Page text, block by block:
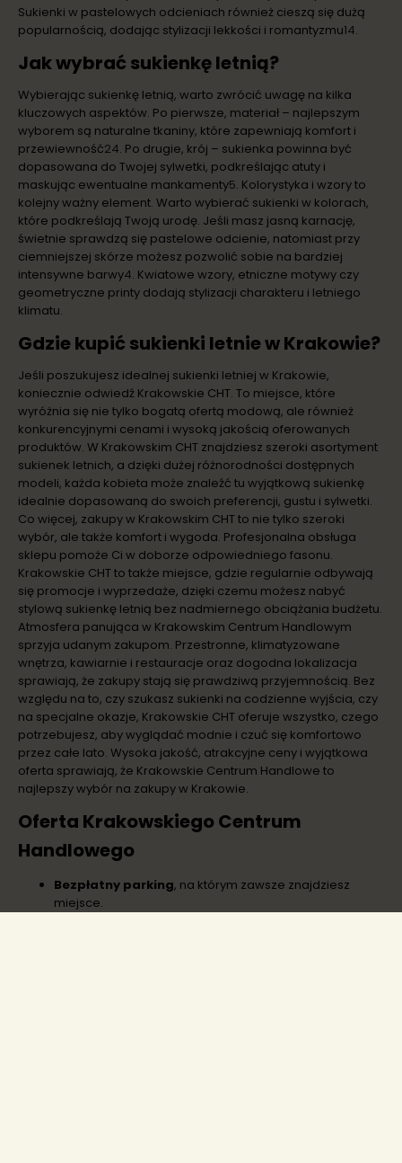
Sukienki w pastelowych odcieniach również cieszą się dużą
popularnością, dodając stylizacji lekkości i romantyzmu14.
Jak wybrać sukienkę letnią?
Wybierając sukienkę letnią, warto zwrócić uwagę na kilka
kluczowych aspektów. Po pierwsze, materiał – najlepszym
wyborem są naturalne tkaniny, które zapewniają komfort i
przewiewność24. Po drugie, krój – sukienka powinna być
dopasowana do Twojej sylwetki, podkreślając atuty i
maskując ewentualne mankamenty5. Kolorystyka i wzory to
kolejny ważny element. Warto wybierać sukienki w kolorach,
które podkreślają Twoją urodę. Jeśli masz jasną karnację,
świetnie sprawdzą się pastelowe odcienie, natomiast przy
ciemniejszej skórze możesz pozwolić sobie na bardziej
intensywne barwy4. Kwiatowe wzory, etniczne motywy czy
geometryczne printy dodają stylizacji charakteru i letniego
klimatu.
Gdzie kupić sukienki letnie w Krakowie?
Jeśli poszukujesz idealnej sukienki letniej w Krakowie,
koniecznie odwiedź Krakowskie CHT. To miejsce, które
wyróżnia się nie tylko bogatą ofertą modową, ale również
konkurencyjnymi cenami i wysoką jakością oferowanych
produktów. W Krakowskim CHT znajdziesz szeroki asortyment
sukienek letnich, a dzięki dużej różnorodności dostępnych
modeli, każda kobieta może znaleźć tu wyjątkową sukienkę
idealnie dopasowaną do swoich preferencji, gustu i sylwetki.
Co więcej, zakupy w Krakowskim CHT to nie tylko szeroki
wybór, ale także komfort i wygoda. Profesjonalna obsługa
sklepu pomoże Ci w doborze odpowiedniego fasonu.
Krakowskie CHT to także miejsce, gdzie regularnie odbywają
się promocje i wyprzedaże, dzięki czemu możesz nabyć
stylową sukienkę letnią bez nadmiernego obciążania budżetu.
Atmosfera panująca w Krakowskim Centrum Handlowym
sprzyja udanym zakupom. Przestronne, klimatyzowane
wnętrza, kawiarnie i restauracje oraz dogodna lokalizacja
sprawiają, że zakupy stają się prawdziwą przyjemnością. Bez
względu na to, czy szukasz sukienki na codzienne wyjścia, czy
na specjalne okazje, Krakowskie CHT oferuje wszystko, czego
potrzebujesz, aby wyglądać modnie i czuć się komfortowo
przez całe lato. Wysoka jakość, atrakcyjne ceny i wyjątkowa
oferta sprawiają, że Krakowskie Centrum Handlowe to
najlepszy wybór na zakupy w Krakowie.
Oferta Krakowskiego Centrum
Handlowego
Bezpłatny parking, na którym zawsze znajdziesz
miejsce.